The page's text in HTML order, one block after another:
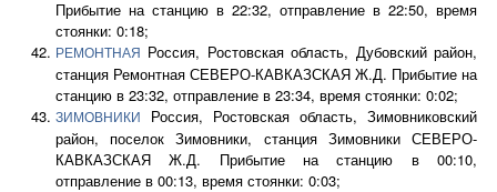
Прибытие на станцию в 22:32, отправление в 22:50, время
стоянки: 0:18;
РЕМОНТНАЯ
Россия, Ростовская область, Дубовский район,
станция Ремонтная СЕВЕРО-КАВКАЗСКАЯ Ж.Д. Прибытие на
станцию в 23:32, отправление в 23:34, время стоянки: 0:02;
ЗИМОВНИКИ
Россия, Ростовская область, Зимовниковский
район, поселок Зимовники, станция Зимовники СЕВЕРО-
КАВКАЗСКАЯ Ж.Д. Прибытие на станцию в 00:10,
отправление в 00:13, время стоянки: 0:03;